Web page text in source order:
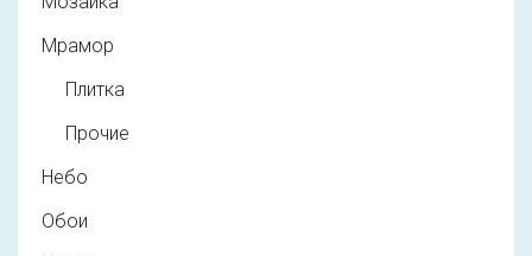
Мрамор
Плитка
Прочие
Небо
Обои